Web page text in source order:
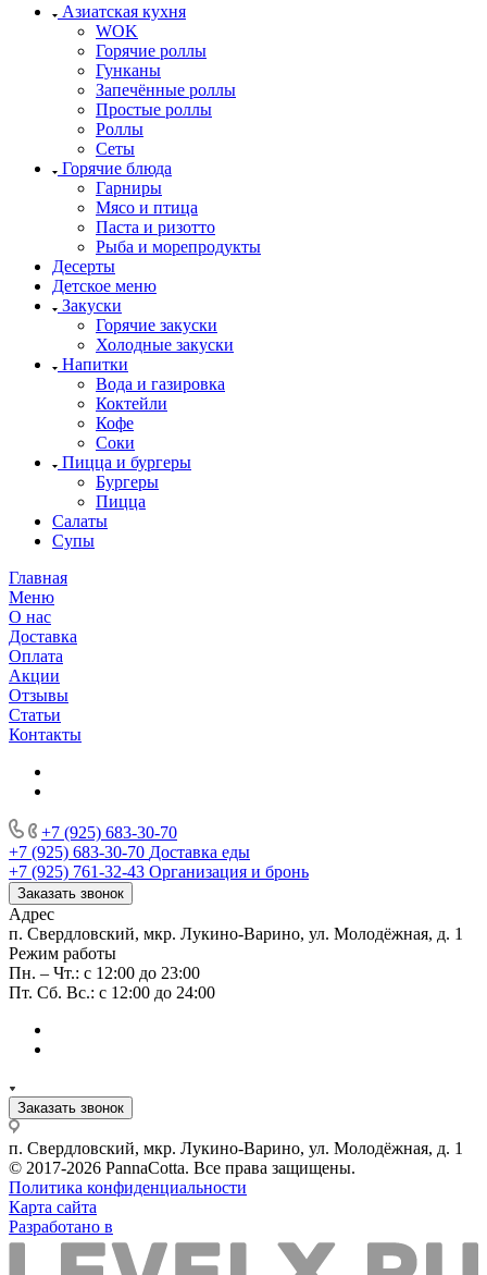
Азиатская кухня
WOK
Горячие роллы
Гунканы
Запечённые роллы
Простые роллы
Роллы
Сеты
Горячие блюда
Гарниры
Мясо и птица
Паста и ризотто
Рыба и морепродукты
Десерты
Детское меню
Закуски
Горячие закуски
Холодные закуски
Напитки
Вода и газировка
Коктейли
Кофе
Соки
Пицца и бургеры
Бургеры
Пицца
Салаты
Супы
Главная
Меню
О нас
Доставка
Оплата
Акции
Отзывы
Статьи
Контакты
+7 (925) 683-30-70
+7 (925) 683-30-70 Доставка еды
+7 (925) 761-32-43 Организация и бронь
Заказать звонок
Адрес
п. Свердловский, мкр. Лукино-Варино, ул. Молодёжная, д. 1
Режим работы
Пн. – Чт.: с 12:00 до 23:00
Пт. Сб. Вс.: с 12:00 до 24:00
Заказать звонок
п. Свердловский, мкр. Лукино-Варино, ул. Молодёжная, д. 1
© 2017-2026 PannaCotta. Все права защищены.
Политика конфиденциальности
Карта сайта
Разработано в